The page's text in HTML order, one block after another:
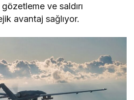
ve saldırı
avantaj sağlıyor.